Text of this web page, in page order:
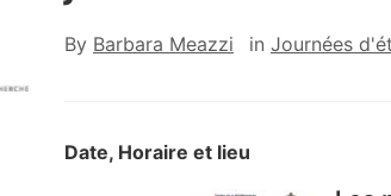
By Barbara Meazzi in Journées
Date, Horaire et lieu